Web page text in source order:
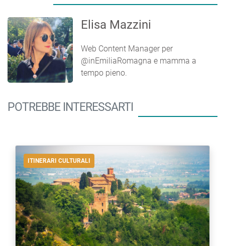
Elisa Mazzini
Web Content Manager per
@inEmiliaRomagna e mamma a
tempo pieno.
POTREBBE INTERESSARTI
ITINERARI CULTURALI